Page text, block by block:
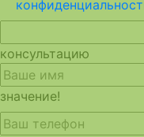
консультацию
значение!